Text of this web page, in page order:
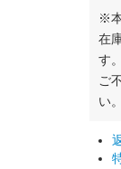
※
在
す。
ご
い。